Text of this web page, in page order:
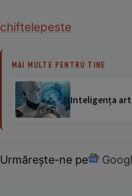
chiftelepeste
MAI MULTE PENTRU TINE
Inteligența
Urmărește-ne pe